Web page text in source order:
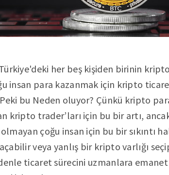
her beş kişiden birinin
insan para kazanmak için kripto
Peki bu Neden oluyor? Çünkü kripto
kripto trader’ları için bu bir artı,
çoğu insan için bu bir sıkıntı
veya yanlış bir kripto varlığı
ticaret sürecini uzmanlara